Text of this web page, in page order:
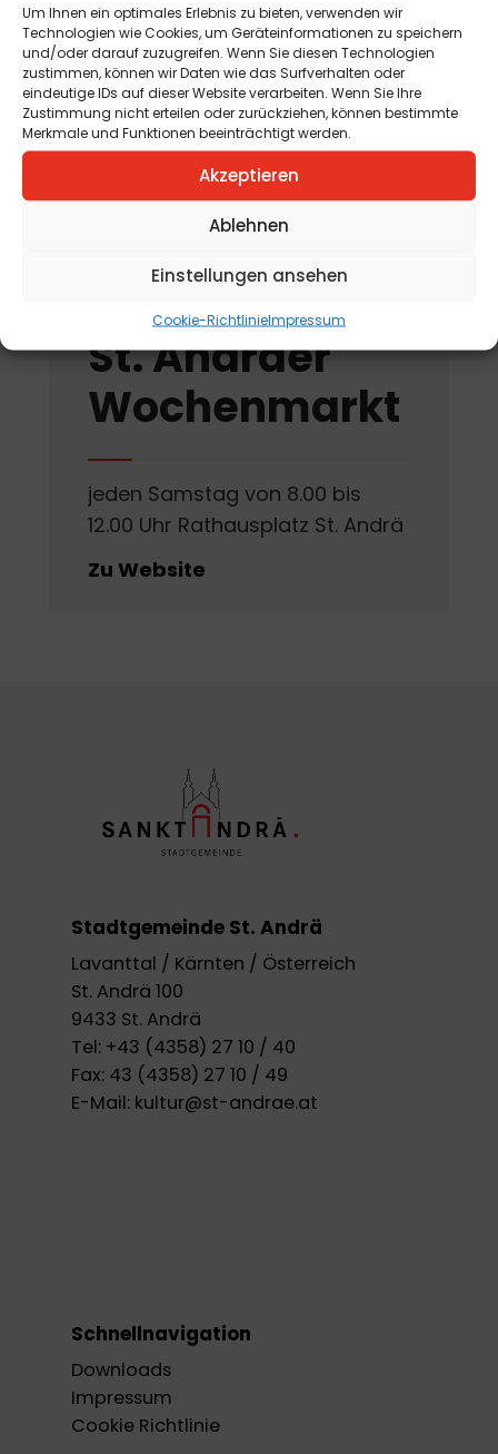
Um Ihnen ein optimales Erlebnis zu bieten, verwenden wir
Technologien wie Cookies, um Geräteinformationen zu speichern
und/oder darauf zuzugreifen. Wenn Sie diesen Technologien
zustimmen, können wir Daten wie das Surfverhalten oder
eindeutige IDs auf dieser Website verarbeiten. Wenn Sie Ihre
Zustimmung nicht erteilen oder zurückziehen, können bestimmte
Merkmale und Funktionen beeinträchtigt werden.
Akzeptieren
Ablehnen
Einstellungen ansehen
Cookie-RichtlinieImpressum
Jahreskreisfest Schnitterin
„Kräuterbuschen“
am 12. August 2026
„Tag der offenen
Kräutergartentür“
am 15. August 2026
St. Andräer
Wochenmarkt
jeden Samstag von 8.00 bis
12.00 Uhr Rathausplatz St. Andrä
Zu Website
Stadtgemeinde St. Andrä
Lavanttal / Kärnten / Österreich
St. Andrä 100
9433 St. Andrä
Tel: +43 (4358) 27 10 / 40
Fax: 43 (4358) 27 10 / 49
E-Mail: kultur@st-andrae.at
Schnellnavigation
Downloads
Impressum
Cookie Richtlinie